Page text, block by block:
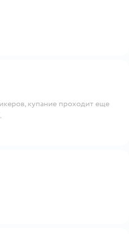
купание проходит еще